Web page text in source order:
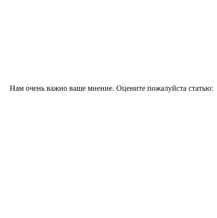
Нам очень важно ваше мнение. Оцените пожалуйста статью: